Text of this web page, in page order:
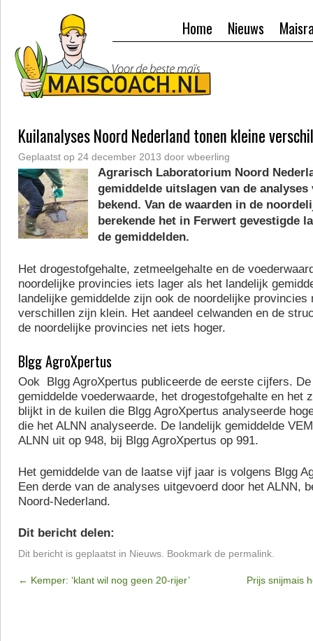
Nieuws
Home
Kuilanalyses Noord Nederland tonen kleine
Geplaatst op 24 december 2013 door wbeerling
Agrarisch Laboratorium Noord
gemiddelde uitslagen van de
bekend. Van de waarden in de
berekende het in Ferwert gevestigde
de gemiddelden.
Het drogestofgehalte, zetmeelgehalte en de
noordelijke provincies iets lager als het landelijk
landelijke gemiddelde zijn ook de noordelijke provincies
verschillen zijn klein. Het aandeel celwanden en de
de noordelijke provincies net iets hoger.
Blgg AgroXpertus
Ook Blgg AgroXpertus publiceerde de eerste cijfers.
gemiddelde voederwaarde, het drogestofgehalte en het
blijkt in de kuilen die Blgg AgroXpertus analyseerde
die het ALNN analyseerde. De landelijk gemiddelde
ALNN uit op 948, bij Blgg AgroXpertus op 991.
Het gemiddelde van de laatse vijf jaar is volgens Blgg
Een derde van de analyses uitgevoerd door het ALNN,
Noord-Nederland.
Dit bericht delen:
Dit bericht is geplaatst in Nieuws . Bookmark de permalink
← Kemper: ‘klant wil nog geen 20-rijer’ Prijs snijmais